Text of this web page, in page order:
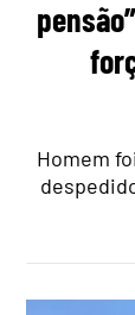
Homem